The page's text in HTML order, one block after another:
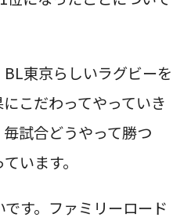
BL東京らしいラグビーを
こだわってやっていき
試合どうやって勝つ
います。
す。ファミリーロード